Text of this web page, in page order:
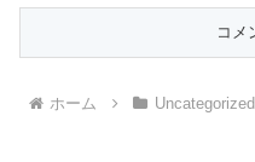
ホーム Uncategorized